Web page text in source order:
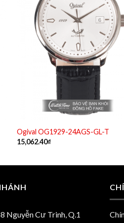
Ogival OG1929-24AGS-GL-T
15,062.40₫
Nguyễn Cư Trinh, Q.1